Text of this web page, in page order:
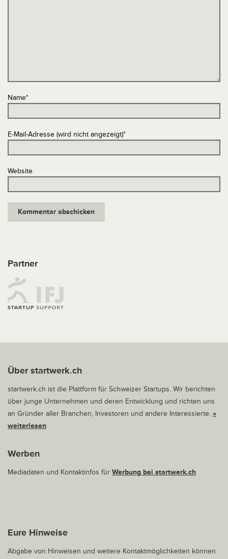
Name*
E-Mail-Adresse (wird nicht angezeigt)*
Website
Partner
Über startwerk.ch
startwerk.ch ist die Plattform für Schweizer Startups. Wir berichten
über junge Unternehmen und deren Entwicklung und richten uns
an Gründer aller Branchen, Investoren und andere Interessierte. »
weiterlesen
Werben
Mediadaten und Kontaktinfos für Werbung bei startwerk.ch
Eure Hinweise
Abgabe von Hinweisen und weitere Kontaktmöglichkeiten können